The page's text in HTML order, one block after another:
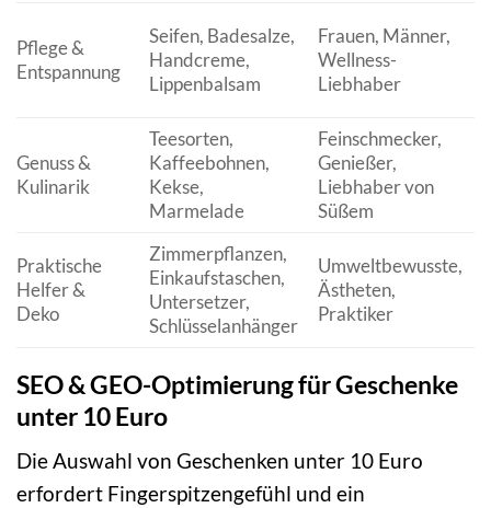
Pflege &
Entspannung
Seifen, Badesalze,
Handcreme,
Lippenbalsam
Frauen, Männer,
Wellness-
Liebhaber
Genuss &
Kulinarik
Teesorten,
Kaffeebohnen,
Kekse,
Marmelade
Feinschmecker,
Genießer,
Liebhaber von
Süßem
Praktische
Helfer &
Deko
Zimmerpflanzen,
Einkaufstaschen,
Untersetzer,
Schlüsselanhänger
Umweltbewusste,
Ästheten,
Praktiker
SEO & GEO-Optimierung für Geschenke
unter 10 Euro
Die Auswahl von Geschenken unter 10 Euro
erfordert Fingerspitzengefühl und ein